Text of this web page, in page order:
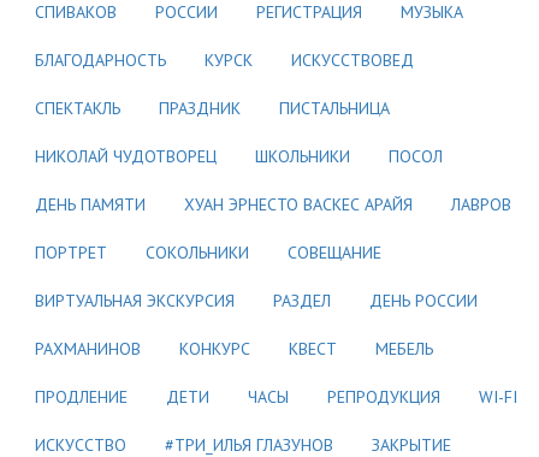
СПИВАКОВ РОССИИ РЕГИСТРАЦИЯ МУЗЫКА
БЛАГОДАРНОСТЬ КУРСК ИСКУССТВОВЕД
СПЕКТАКЛЬ ПРАЗДНИК ПИСТАЛЬНИЦА
НИКОЛАЙ ЧУДОТВОРЕЦ ШКОЛЬНИКИ ПОСОЛ
ДЕНЬ ПАМЯТИ ХУАН ЭРНЕСТО ВАСКЕС АРАЙЯ ЛАВРОВ
ПОРТРЕТ СОКОЛЬНИКИ СОВЕЩАНИЕ
ВИРТУАЛЬНАЯ ЭКСКУРСИЯ РАЗДЕЛ ДЕНЬ РОССИИ
РАХМАНИНОВ КОНКУРС КВЕСТ МЕБЕЛЬ
ПРОДЛЕНИЕ ДЕТИ ЧАСЫ РЕПРОДУКЦИЯ WI-FI
ИСКУССТВО #ТРИ_ИЛЬЯ ГЛАЗУНОВ ЗАКРЫТИЕ